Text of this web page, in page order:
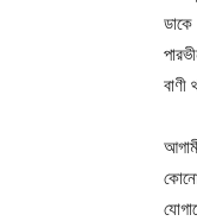
বাণী